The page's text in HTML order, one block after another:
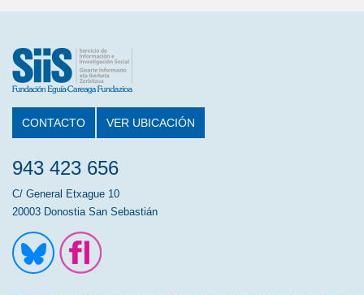
CONTACTO VER UBICACIÓN
943 423 656
C/ General Etxague 10
20003 Donostia San Sebastián